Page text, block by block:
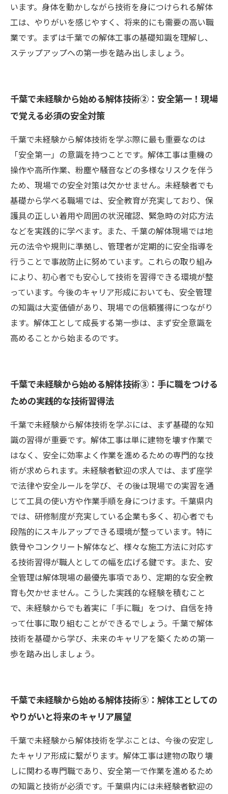
います。身体を動かしながら技術を身につけられる解体
工は、やりがいを感じやすく、将来的にも需要の高い職
業です。まずは千葉での解体工事の基礎知識を理解し、
ステップアップへの第一歩を踏み出しましょう。
千葉で未経験から始める解体技術②：安全第一！現場
で覚える必須の安全対策
千葉で未経験から解体技術を学ぶ際に最も重要なのは
「安全第一」の意識を持つことです。解体工事は重機の
操作や高所作業、粉塵や騒音などの多様なリスクを伴う
ため、現場での安全対策は欠かせません。未経験者でも
基礎から学べる職場では、安全教育が充実しており、保
護具の正しい着用や周囲の状況確認、緊急時の対応方法
などを実践的に学べます。また、千葉の解体現場では地
元の法令や規則に準拠し、管理者が定期的に安全指導を
行うことで事故防止に努めています。これらの取り組み
により、初心者でも安心して技術を習得できる環境が整
っています。今後のキャリア形成においても、安全管理
の知識は大変価値があり、現場での信頼獲得につながり
ます。解体工として成長する第一歩は、まず安全意識を
高めることから始まるのです。
千葉で未経験から始める解体技術③：手に職をつける
ための実践的な技術習得法
千葉で未経験から解体技術を学ぶには、まず基礎的な知
識の習得が重要です。解体工事は単に建物を壊す作業で
はなく、安全に効率よく作業を進めるための専門的な技
術が求められます。未経験者歓迎の求人では、まず座学
で法律や安全ルールを学び、その後は現場での実習を通
じて工具の使い方や作業手順を身につけます。千葉県内
では、研修制度が充実している企業も多く、初心者でも
段階的にスキルアップできる環境が整っています。特に
鉄骨やコンクリート解体など、様々な施工方法に対応す
る技術習得が職人としての幅を広げる鍵です。また、安
全管理は解体現場の最優先事項であり、定期的な安全教
育も欠かせません。こうした実践的な経験を積むこと
で、未経験からでも着実に「手に職」をつけ、自信を持
って仕事に取り組むことができるでしょう。千葉で解体
技術を基礎から学び、未来のキャリアを築くための第一
歩を踏み出しましょう。
千葉で未経験から始める解体技術⑤：解体工としての
やりがいと将来のキャリア展望
千葉で未経験から解体技術を学ぶことは、今後の安定し
たキャリア形成に繋がります。解体工事は建物の取り壊
しに関わる専門職であり、安全第一で作業を進めるため
の知識と技術が必須です。千葉県内には未経験者歓迎の